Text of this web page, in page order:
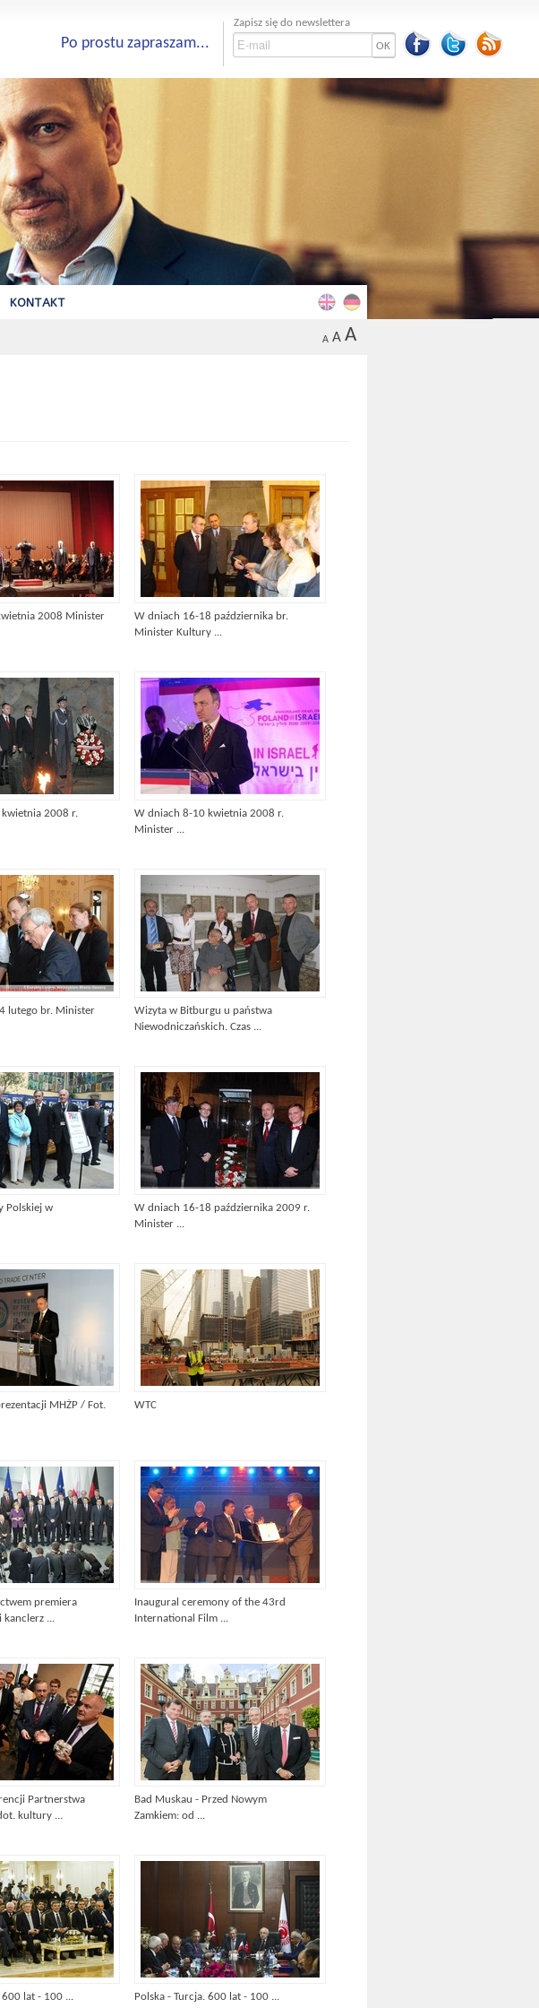
Zapisz się do newslettera
OK
Po prostu zapraszam...
KONTAKT
A
A
A
2008 Minister
W dniach 16-18 października br.
Minister Kultury ...
2008 r.
W dniach 8-10 kwietnia 2008 r.
Minister ...
lutego br. Minister
Wizyta w Bitburgu u państwa
Niewodniczańskich. Czas ...
Polskiej w
W dniach 16-18 października 2009 r.
Minister ...
MHŻP / Fot.
WTC
premiera
kanclerz ...
Inaugural ceremony of the 43rd
International Film ...
Partnerstwa
kultury ...
Bad Muskau - Przed Nowym
Zamkiem: od ...
600 lat - 100 ... Polska - Turcja. 600 lat - 100 ...